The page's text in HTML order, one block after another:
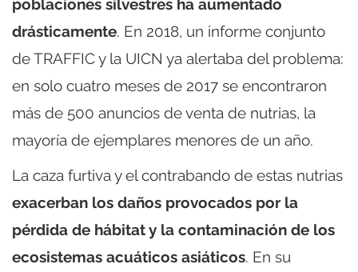
poblaciones silvestres ha aumentado
drásticamente. En 2018, un informe conjunto
de TRAFFIC y la UICN ya alertaba del problema:
en solo cuatro meses de 2017 se encontraron
más de 500 anuncios de venta de nutrias, la
mayoría de ejemplares menores de un año.
La caza furtiva y el contrabando de estas nutrias
exacerban los daños provocados por la
pérdida de hábitat y la contaminación de los
ecosistemas acuáticos asiáticos. En su